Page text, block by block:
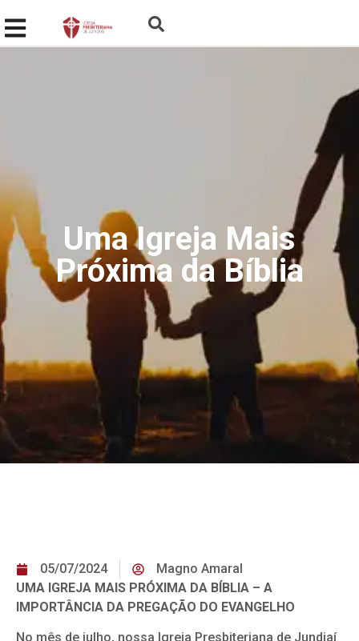
Uma Igreja Mais
Próxima da Bíblia
05/07/2024
Magno Amaral
UMA IGREJA MAIS PRÓXIMA DA BÍBLIA – A
IMPORTÂNCIA DA PREGAÇÃO DO EVANGELHO
No mês de julho, nossa Igreja Presbiteriana de Jundiaí